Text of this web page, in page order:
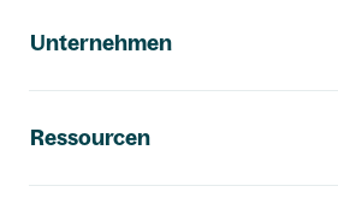
Unternehmen
Ressourcen